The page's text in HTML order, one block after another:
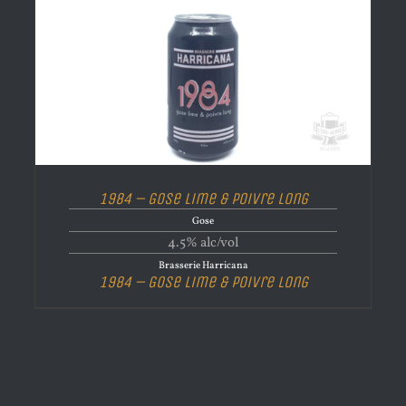
1984 – Gose Lime & Poivre Long
Gose
4.5% alc/vol
Brasserie Harricana
1984 – Gose Lime & Poivre Long